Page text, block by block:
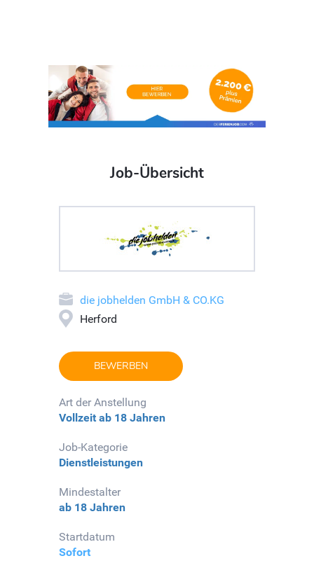
Job-Übersicht
die jobhelden GmbH & CO.KG
Herford
BEWERBEN
Art der Anstellung
Vollzeit ab 18 Jahren
Job-Kategorie
Dienstleistungen
Mindestalter
ab 18 Jahren
Startdatum
Sofort